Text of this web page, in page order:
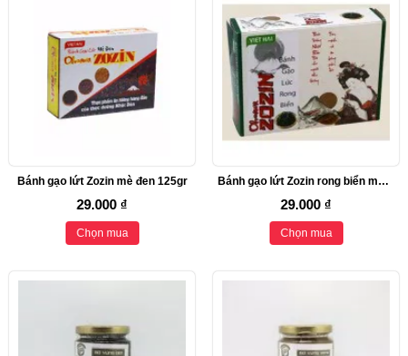
Bánh gạo lứt Zozin mè đen 125gr
29.000 ₫
Chọn mua
Bánh gạo lứt Zozin rong biển mè đen 125gr
29.000 ₫
Chọn mua